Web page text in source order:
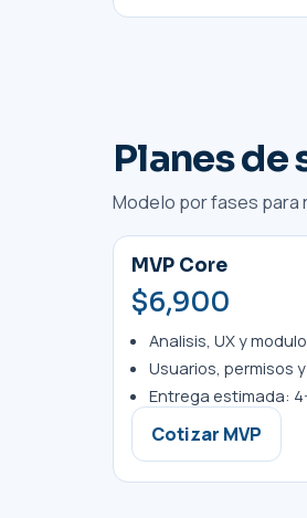
Planes
Modelo por fases para
MVP Core
$6,900
Analisis, UX y
Usuarios, permisos
Entrega estimada:
Cotizar MVP